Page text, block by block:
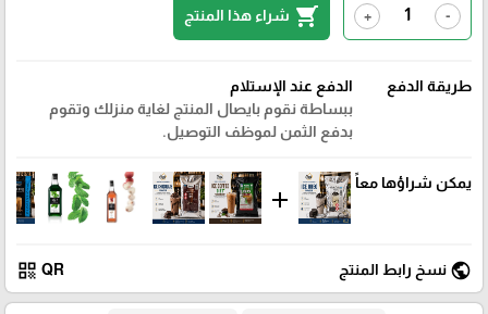
-
+
shopping_cart شراء هذا المنتج
طريقة الدفع
الدفع عند الإستلام
ببساطة نقوم بايصال المنتج لغاية منزلك وتقوم
بدفع الثمن لموظف التوصيل.
يمكن شراؤها معاً
add
public نسخ رابط المنتج QR
qr_code